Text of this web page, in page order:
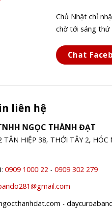
Chủ Nhật chỉ
chờ tới sáng thứ
Chat
liên hệ
NGỌC THÀNH ĐẠT
TÂN HIỆP 38, THỚI TÂY 2, HÓC
0909 1000 22 -0909 302 279
-